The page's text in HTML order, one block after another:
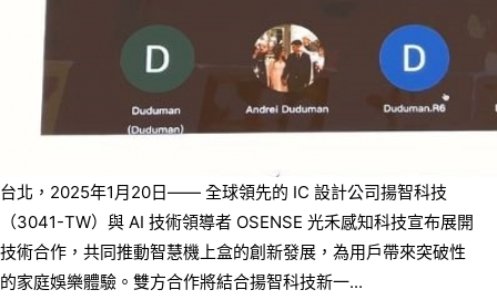
台北，2025年1月20日—— 全球領先的 IC 設計公司揚智科技
（3041-TW）與 AI 技術領導者 OSENSE 光禾感知科技宣布展開
技術合作，共同推動智慧機上盒的創新發展，為用戶帶來突破性
的家庭娛樂體驗。雙方合作將結合揚智科技新一...